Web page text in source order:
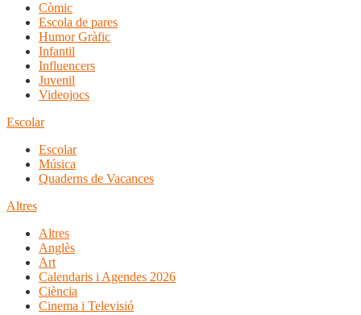
Còmic
Escola de pares
Humor Gràfic
Infantil
Influencers
Juvenil
Videojocs
Escolar
Escolar
Música
Quaderns de Vacances
Altres
Altres
Anglès
Art
Calendaris i Agendes 2026
Ciència
Cinema i Televisió